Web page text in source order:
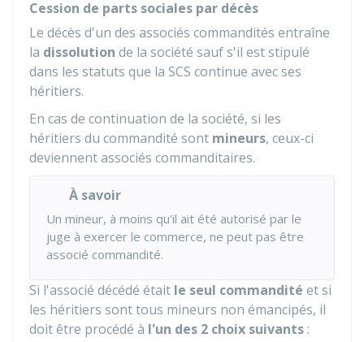
Cession de parts sociales par décès
Le décès d'un des associés commandités entraîne
la dissolution de la société sauf s'il est stipulé
dans les statuts que la SCS continue avec ses
héritiers.
En cas de continuation de la société, si les
héritiers du commandité sont mineurs, ceux-ci
deviennent associés commanditaires.
À savoir
Un mineur, à moins qu'il ait été autorisé par le
juge à exercer le commerce, ne peut pas être
associé commandité.
Si l'associé décédé était le seul commandité et si
les héritiers sont tous mineurs non émancipés, il
doit être procédé à l'un des 2 choix suivants :